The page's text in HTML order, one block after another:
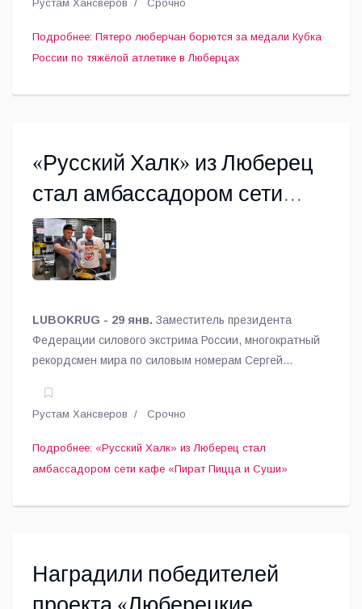
Рустам Хансверов Срочно
Подробнее: Пятеро люберчан борются за медали Кубка
России по тяжёлой атлетике в Люберцах
«Русский Халк» из Люберец
стал амбассадором сети
кафе «Пират Пицца и Суши»
LUBOKRUG - 29 янв. Заместитель президента
Федерации силового экстрима России, многократный
рекордсмен мира по силовым номерам Сергей
амбассадором сети кафе «Пират Пицца и Суши».
Рустам Хансверов Срочно
Подробнее: «Русский Халк» из Люберец стал
амбассадором сети кафе «Пират Пицца и Суши»
Наградили победителей